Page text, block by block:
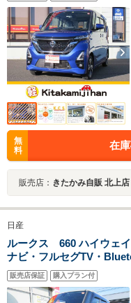
無
料
在
販売店： きたかみ自販 北上
日産
ルークス 660 ハイウェ
ナビ・フルセグTV・
追突軽減ブレーキ・左側
ラレコ・サーキュレータ
販売店保証 購入プラン付